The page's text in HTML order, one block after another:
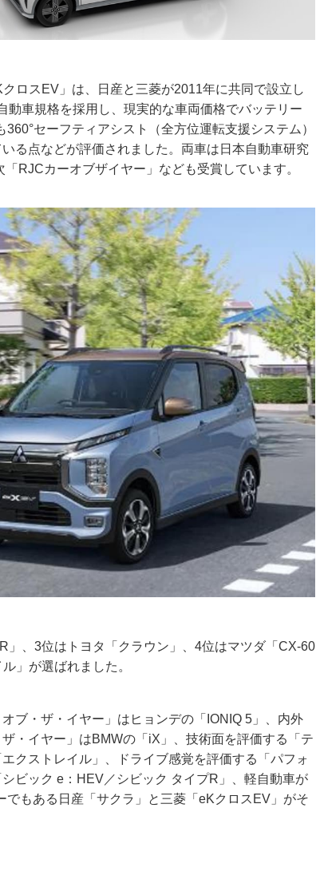
ロスEV」は、日産と三菱が2011年に共同で設立し
車規格を採用し、現実的な車両価格でバッテリー
セーフティアシスト（全方位運転支援システム）
る点などが評価されました。両車は日本自動車研究
RJCカーオブザイヤー」なども受賞しています。
、3位はトヨタ「クラウン」、4位はマツダ「CX-60
」が選ばれました。
ブ・ザ・イヤー」はヒョンデの「IONIQ 5」、内外
・イヤー」はBMWの「iX」、技術面を評価する「テ
クストレイル」、ドライブ感覚を評価する「パフォ
ビック e：HEV／シビック タイプR」、軽自動車が
もある日産「サクラ」と三菱「eKクロスEV」がそ